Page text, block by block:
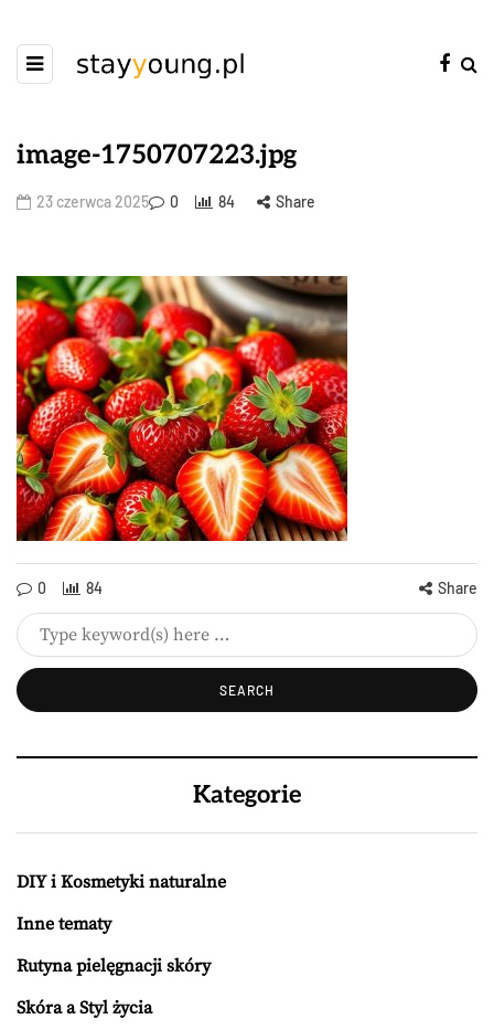
image-1750707223.jpg
23 czerwca 2025 0 84 Share
0 84 Share
Kategorie
DIY i Kosmetyki naturalne
Inne tematy
Rutyna pielęgnacji skóry
Skóra a Styl życia